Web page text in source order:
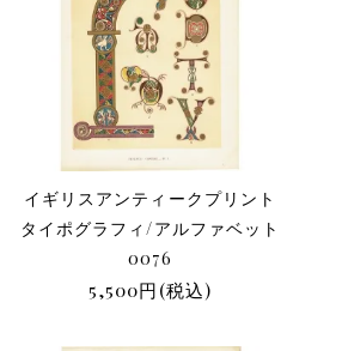
イギリスアンティークプリント
タイポグラフィ/アルファベット
0076
5,500円(税込)